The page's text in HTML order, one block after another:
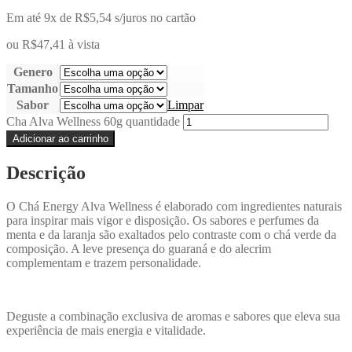
Em até 9x de R$5,54 s/juros no cartão
ou R$47,41 à vista
Genero
Tamanho
Sabor
Limpar
Cha Alva Wellness 60g quantidade
Adicionar ao carrinho
Descrição
O Chá Energy Alva Wellness é elaborado com ingredientes naturais
para inspirar mais vigor e disposição. Os sabores e perfumes da
menta e da laranja são exaltados pelo contraste com o chá verde da
composição. A leve presença do guaraná e do alecrim
complementam e trazem personalidade.
Deguste a combinação exclusiva de aromas e sabores que eleva sua
experiência de mais energia e vitalidade.